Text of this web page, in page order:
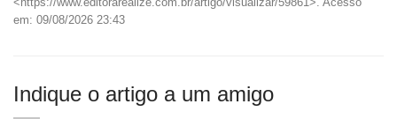
em: 09/08/2026 23:43
Indique o artigo a um amigo